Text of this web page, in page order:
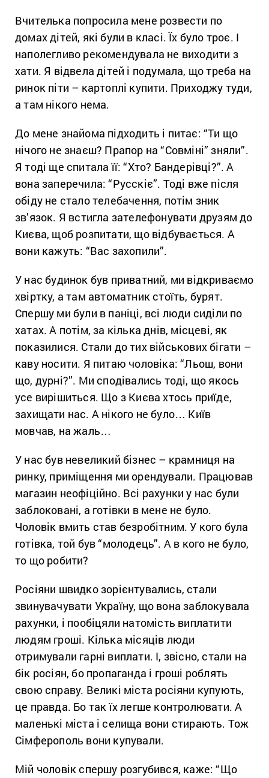
Вчителька попросила мене розвести по
домах дітей, які були в класі. Їх було троє. І
наполегливо рекомендувала не виходити з
хати. Я відвела дітей і подумала, що треба на
ринок піти – картоплі купити. Приходжу туди,
а там нікого нема.
До мене знайома підходить і питає: “Ти що
нічого не знаєш? Прапор на “Совміні” зняли”.
Я тоді ще спитала її: “Хто? Бандерівці?”. А
вона заперечила: “Русскіє”. Тоді вже після
обіду не стало телебачення, потім зник
зв’язок. Я встигла зателефонувати друзям до
Києва, щоб розпитати, що відбувається. А
вони кажуть: “Вас захопили”.
У нас будинок був приватний, ми відкриваємо
хвіртку, а там автоматник стоїть, бурят.
Спершу ми були в паніці, всі люди сиділи по
хатах. А потім, за кілька днів, місцеві, як
показилися. Стали до тих військових бігати –
каву носити. Я питаю чоловіка: “Льош, вони
що, дурні?”. Ми сподівались тоді, що якось
усе вирішиться. Що з Києва хтось приїде,
захищати нас. А нікого не було… Київ
мовчав, на жаль…
У нас був невеликий бізнес – крамниця на
ринку, приміщення ми орендували. Працював
магазин неофіційно. Всі рахунки у нас були
заблоковані, а готівки в мене не було.
Чоловік вмить став безробітним. У кого була
готівка, той був “молодець”. А в кого не було,
то що робити?
Росіяни швидко зорієнтувались, стали
звинувачувати Україну, що вона заблокувала
рахунки, і пообіцяли натомість виплатити
людям гроші. Кілька місяців люди
отримували гарні виплати. І, звісно, стали на
бік росіян, бо пропаганда і гроші роблять
свою справу. Великі міста росіяни купують,
це правда. Бо так їх легше контролювати. А
маленькі міста і селища вони стирають. Тож
Сімферополь вони купували.
Мій чоловік спершу розгубився, каже: “Що